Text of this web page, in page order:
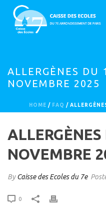
ALLERGÈNES DU
NOVEMBRE 2025
HOME / FAQ /
NOVEMBRE
ByCaisse des Ecoles du 7e
0